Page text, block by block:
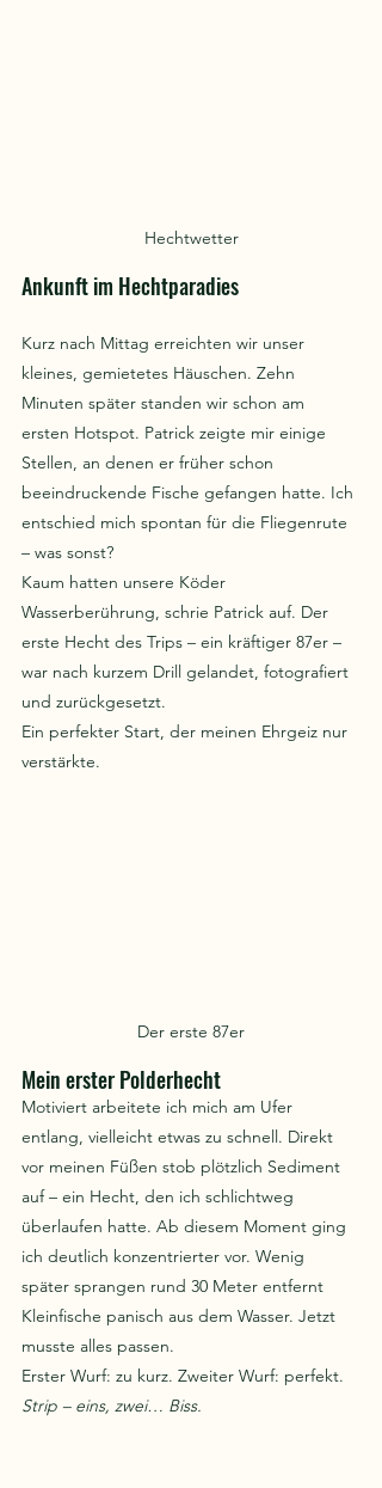
Hechtwetter
Ankunft im Hechtparadies
Kurz nach Mittag erreichten wir unser
kleines, gemietetes Häuschen. Zehn
Minuten später standen wir schon am
ersten Hotspot. Patrick zeigte mir einige
Stellen, an denen er früher schon
beeindruckende Fische gefangen hatte. Ich
entschied mich spontan für die Fliegenrute
– was sonst?
Kaum hatten unsere Köder
Wasserberührung, schrie Patrick auf. Der
erste Hecht des Trips – ein kräftiger 87er –
war nach kurzem Drill gelandet, fotografiert
und zurückgesetzt.
Ein perfekter Start, der meinen Ehrgeiz nur
verstärkte.
Der erste 87er
Mein erster Polderhecht
Motiviert arbeitete ich mich am Ufer
entlang, vielleicht etwas zu schnell. Direkt
vor meinen Füßen stob plötzlich Sediment
auf – ein Hecht, den ich schlichtweg
überlaufen hatte. Ab diesem Moment ging
ich deutlich konzentrierter vor. Wenig
später sprangen rund 30 Meter entfernt
Kleinfische panisch aus dem Wasser. Jetzt
musste alles passen.
Erster Wurf: zu kurz. Zweiter Wurf: perfekt.
Strip – eins, zwei… Biss.